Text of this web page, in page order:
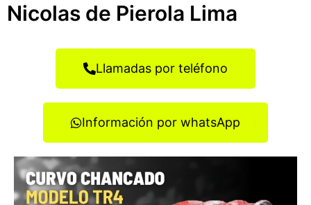
Nicolas de Pierola Lima
Llamadas por teléfono
Información por whatsApp